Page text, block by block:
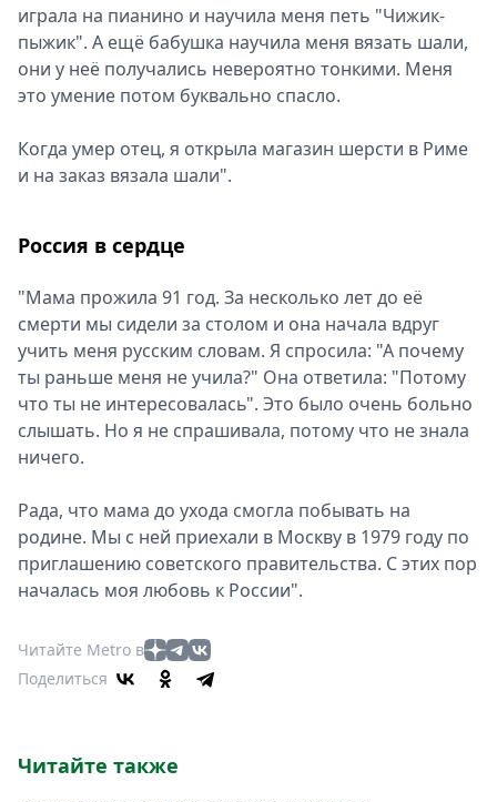
играла на пианино и научила меня петь "Чижик-
пыжик". А ещё бабушка научила меня вязать шали,
они у неё получались невероятно тонкими. Меня
это умение потом буквально спасло.
Когда умер отец, я открыла магазин шерсти в Риме
и на заказ вязала шали".
Россия в сердце
"Мама прожила 91 год. За несколько лет до её
смерти мы сидели за столом и она начала вдруг
учить меня русским словам. Я спросила: "А почему
ты раньше меня не учила?" Она ответила: "Потому
что ты не интересовалась". Это было очень больно
слышать. Но я не спрашивала, потому что не знала
ничего.
Рада, что мама до ухода смогла побывать на
родине. Мы с ней приехали в Москву в 1979 году по
приглашению советского правительства. С этих пор
началась моя любовь к России".
Читайте Metro в
Поделиться
Читайте также